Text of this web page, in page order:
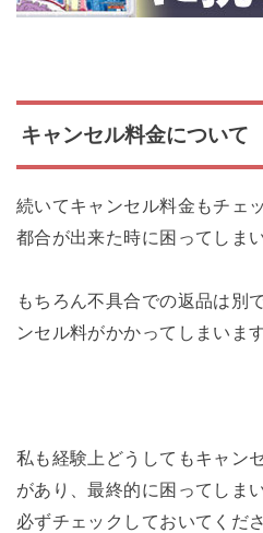
キャンセル料金について
続いてキャンセル料金もチェ
都合が出来た時に困ってしま
もちろん不具合での返品は別
ンセル料がかかってしまいます
私も経験上どうしてもキャン
があり、最終的に困ってしま
必ずチェックしておいてくだ